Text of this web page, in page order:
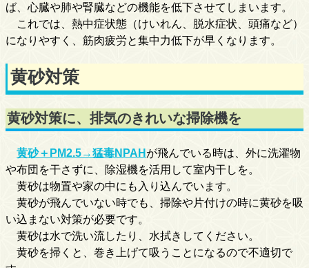
ば、心臓や肺や腎臓などの機能を低下させてしまいます。
これでは、熱中症状態（けいれん、脱水症状、頭痛など）
になりやすく、筋肉疲労と集中力低下が早くなります。
黄砂対策
黄砂対策に、排気のきれいな掃除機を
黄砂＋PM2.5→猛毒NPAH が飛んでいる時は、外に洗濯物
や布団を干さずに、除湿機を活用して室内干しを。
黄砂は物置や家の中にも入り込んでいます。
黄砂が飛んでいない時でも、掃除や片付けの時に黄砂を吸
い込まない対策が必要です。
黄砂は水で洗い流したり、水拭きしてください。
黄砂を掃くと、巻き上げて吸うことになるので不適切で